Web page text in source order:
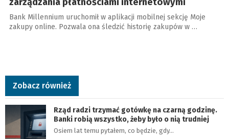
Bank Millennium uruchomił w aplikacji mobilnej sekcję Moje
zakupy online. Pozwala ona śledzić historię zakupów w …
Zobacz również
Rząd radzi trzymać gotówkę na czarną godzinę.
Banki robią wszystko, żeby było o nią trudniej
Osiem lat temu pytałem, co będzie, gdy…